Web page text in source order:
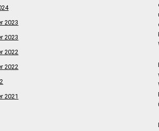
2023
2023
2022
2022
2021